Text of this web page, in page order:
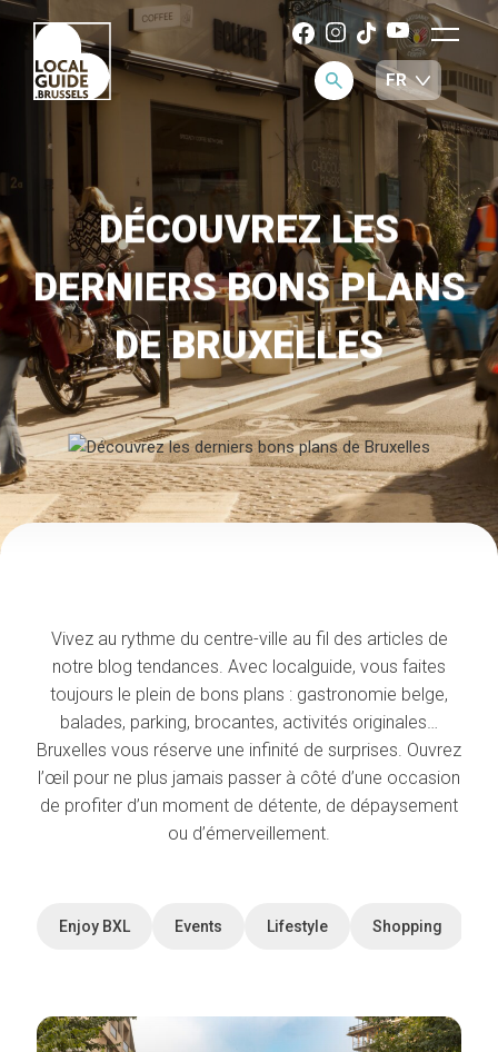
DÉCOUVREZ LES
DERNIERS BONS PLANS
DE BRUXELLES
Vivez au rythme du centre-ville au fil des articles de
notre blog tendances. Avec localguide, vous faites
toujours le plein de bons plans : gastronomie belge,
balades, parking, brocantes, activités originales…
Bruxelles vous réserve une infinité de surprises. Ouvrez
l’œil pour ne plus jamais passer à côté d’une occasion
de profiter d’un moment de détente, de dépaysement
ou d’émerveillement.
Enjoy BXL Events Lifestyle Shopping